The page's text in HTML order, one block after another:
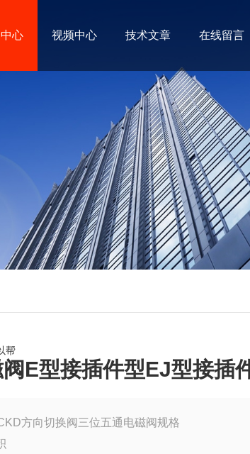
帮
心 视频中心 技术文章 在线留言
E型接插件型EJ型接插
方向切换阀三位五通电磁阀规格